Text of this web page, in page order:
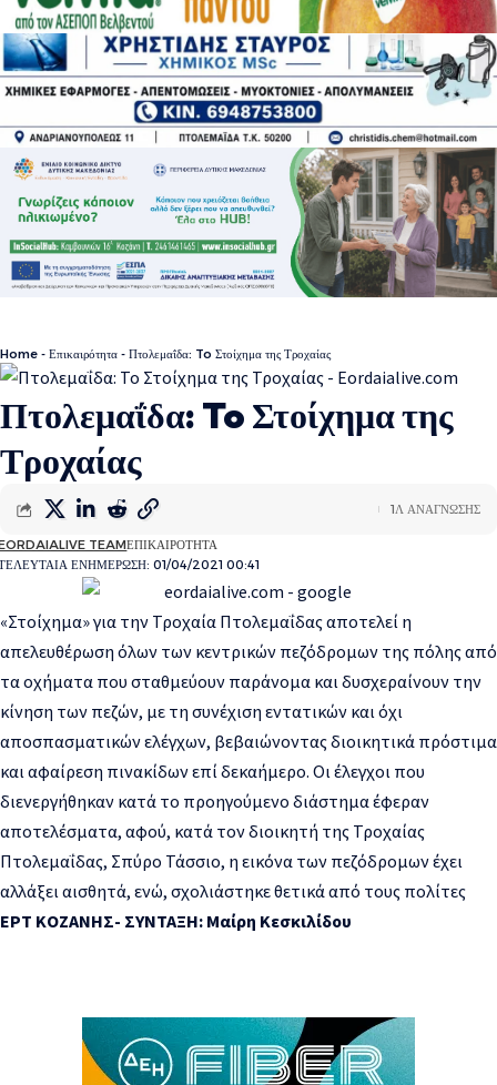
Home - Επικαιρότητα - Πτολεμαΐδα: To Στοίχημα της Τροχαίας
Πτολεμαΐδα: To Στοίχημα της
Τροχαίας
ΕΝΗΜΕΡΩΣΗ: 01/04/2021 00:41
TEAMΕΠΙΚΑΙΡΟΤΗΤΑ
1Λ ΑΝΑΓΝΩΣΗΣ
«Στοίχημα» για την Τροχαία Πτολεμαΐδας αποτελεί η
απελευθέρωση όλων των κεντρικών πεζόδρομων της πόλης από
τα οχήματα που σταθμεύουν παράνομα και δυσχεραίνουν την
κίνηση των πεζών, με τη συνέχιση εντατικών και όχι
αποσπασματικών ελέγχων, βεβαιώνοντας διοικητικά πρόστιμα
και αφαίρεση πινακίδων επί δεκαήμερο. Οι έλεγχοι που
διενεργήθηκαν κατά το προηγούμενο διάστημα έφεραν
αποτελέσματα, αφού, κατά τον διοικητή της Τροχαίας
Πτολεμαΐδας, Σπύρο Τάσσιο, η εικόνα των πεζόδρομων έχει
αλλάξει αισθητά, ενώ, σχολιάστηκε θετικά από τους πολίτες
ΕΡΤ ΚΟΖΑΝΗΣ- ΣΥΝΤΑΞΗ: Μαίρη Κεσκιλίδου